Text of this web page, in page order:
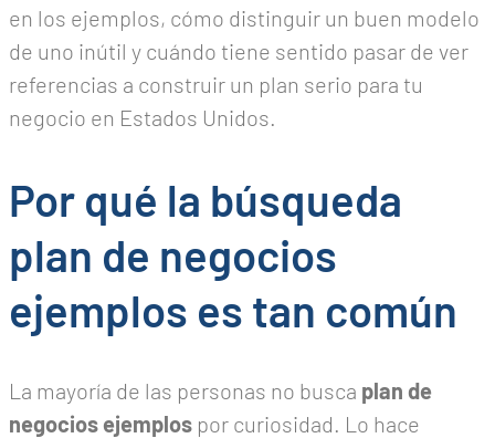
en los ejemplos, cómo distinguir un buen modelo
de uno inútil y cuándo tiene sentido pasar de ver
referencias a construir un plan serio para tu
negocio en Estados Unidos.
Por qué la búsqueda
plan de negocios
ejemplos es tan común
La mayoría de las personas no busca plan de
negocios ejemplos por curiosidad. Lo hace